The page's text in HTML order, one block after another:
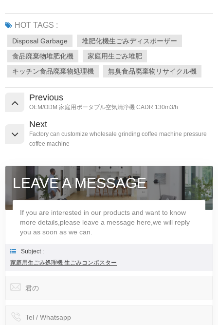
HOT TAGS :
Disposal Garbage
堆肥化機生ごみディスポーザー
食品廃棄物堆肥化機
家庭用生ごみ堆肥
キッチン食品廃棄物処理機
無臭食品廃棄物リサイクル機
Previous
OEM/ODM 家庭用ポータブル空気清浄機 CADR 130m3/h
Next
Factory can customize wholesale grinding coffee machine pressure
coffee machine
LEAVE A MESSAGE
If you are interested in our products and want to know
more details,please leave a message here,we will reply
you as soon as we can.
Subject :
家庭用生ごみ処理機 生ごみコンポスター